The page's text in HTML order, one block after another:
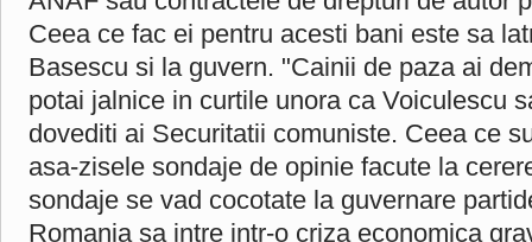
Ceea ce fac ei pentru acesti bani este sa
Basescu si la guvern. "Cainii de paza ai
potai jalnice in curtile unora ca Voiculescu
dovediti ai Securitatii comuniste. Ceea ce
asa-zisele sondaje de opinie facute la
sondaje se vad cocotate la guvernare
Romania sa intre intr-o criza economica